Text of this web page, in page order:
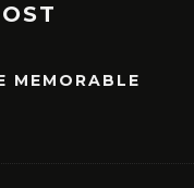
MEMORABLE